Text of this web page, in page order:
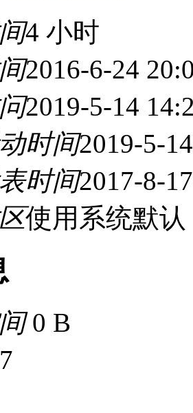
4 小时
2016-6-24
2019-5-14
时间2019-5-
时间2017-8-
使用系统默认
0 B